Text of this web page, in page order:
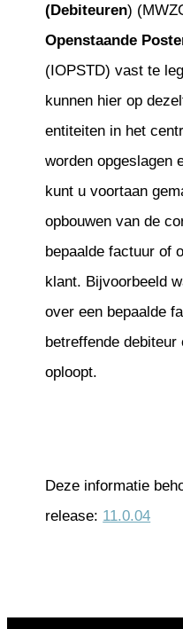
(Debiteuren)
Openstaande
(IOPSTD) vast te
kunnen hier op
entiteiten in het
worden opgeslagen
kunt u voortaan
opbouwen van de
bepaalde factuur of
klant. Bijvoorbeeld
over een bepaalde
betreffende
oploopt.
Deze informatie
release: 11.0.04